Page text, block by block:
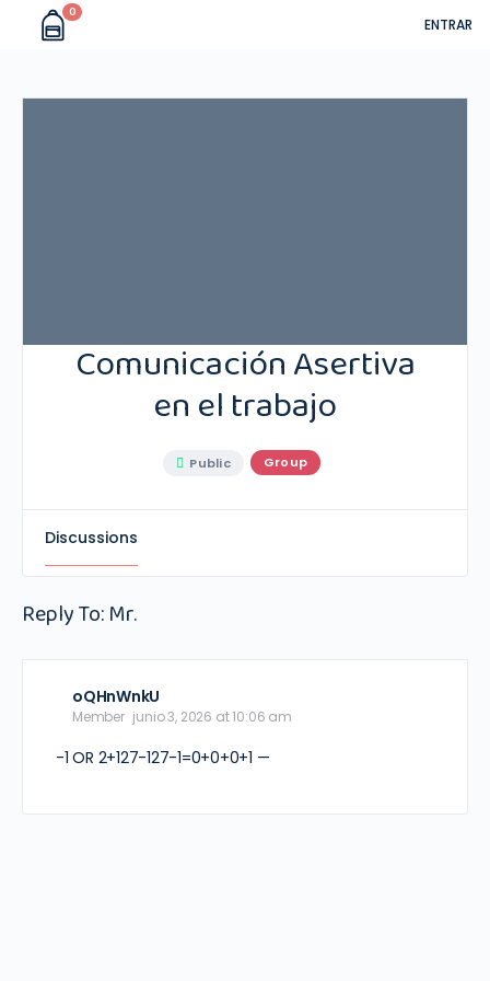
0
ENTRAR
Comunicación Asertiva
en el trabajo
Public Group
Discussions
Reply To: Mr.
oQHnWnkU
Member junio 3, 2026 at 10:06 am
-1 OR 2+127-127-1=0+0+0+1 —